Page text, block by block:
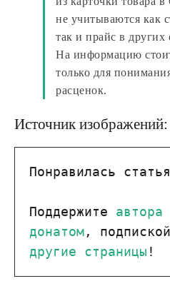
не учитываются как
так и прайс в других
На информацию
только для
расценок.
Источник
Понравилась
Поддержите автора
донатом,
другие страницы !